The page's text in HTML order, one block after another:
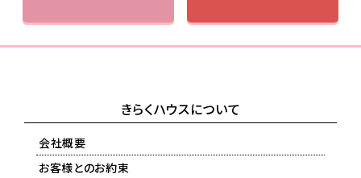
きらくハウスについて
会社概要
お客様とのお約束